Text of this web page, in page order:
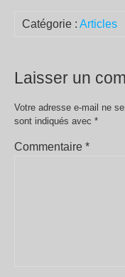
Catégorie : Articles
Laisser un
Votre adresse e-mail ne
sont indiqués avec *
Commentaire *